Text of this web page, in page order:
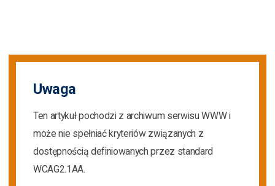
Uwaga
Ten artykuł pochodzi z archiwum serwisu WWW i
może nie spełniać kryteriów związanych z
dostępnością definiowanych przez standard
WCAG2.1AA.